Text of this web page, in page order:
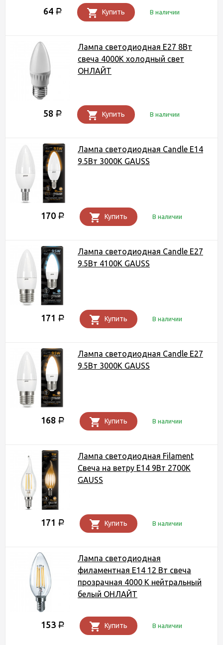
64 Р Купить В наличии
Лампа светодиодная Е27 8Вт
свеча 4000К холодный свет
ОНЛАЙТ
58 Р Купить В наличии
Лампа светодиодная Candle E14
9.5Вт 3000К GAUSS
170 Р Купить В наличии
Лампа светодиодная Candle E27
9.5Вт 4100К GAUSS
171 Р Купить В наличии
Лампа светодиодная Candle E27
9.5Вт 3000К GAUSS
168 Р Купить В наличии
Лампа светодиодная Filament
Свеча на ветру E14 9Вт 2700К
GAUSS
171 Р Купить В наличии
Лампа светодиодная
филаментная Е14 12 Вт свеча
прозрачная 4000 К нейтральный
белый ОНЛАЙТ
153 Р Купить В наличии